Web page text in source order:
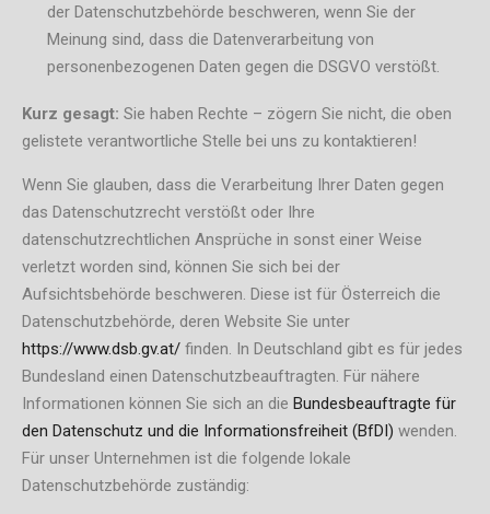
der Datenschutzbehörde beschweren, wenn Sie der
Meinung sind, dass die Datenverarbeitung von
personenbezogenen Daten gegen die DSGVO verstößt.
Kurz gesagt: Sie haben Rechte – zögern Sie nicht, die oben
gelistete verantwortliche Stelle bei uns zu kontaktieren!
Wenn Sie glauben, dass die Verarbeitung Ihrer Daten gegen
das Datenschutzrecht verstößt oder Ihre
datenschutzrechtlichen Ansprüche in sonst einer Weise
verletzt worden sind, können Sie sich bei der
Aufsichtsbehörde beschweren. Diese ist für Österreich die
Datenschutzbehörde, deren Website Sie unter
https://www.dsb.gv.at/ finden. In Deutschland gibt es für jedes
Bundesland einen Datenschutzbeauftragten. Für nähere
Informationen können Sie sich an die Bundesbeauftragte für
den Datenschutz und die Informationsfreiheit (BfDI) wenden.
Für unser Unternehmen ist die folgende lokale
Datenschutzbehörde zuständig: